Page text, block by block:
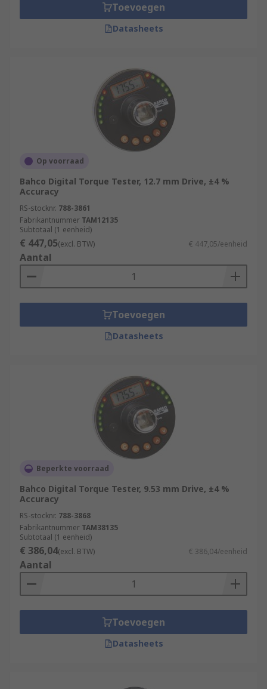
Toevoegen
Datasheets
Op voorraad
Bahco Digital Torque Tester, 12.7 mm Drive, ±4 %
Accuracy
RS-stocknr. 788-3861
Fabrikantnummer TAM12135
Subtotaal (1 eenheid)
€ 447,05(excl. BTW) € 447,05/eenheid
Aantal
Toevoegen
Datasheets
Beperkte voorraad
Bahco Digital Torque Tester, 9.53 mm Drive, ±4 %
Accuracy
RS-stocknr. 788-3868
Fabrikantnummer TAM38135
Subtotaal (1 eenheid)
€ 386,04(excl. BTW) € 386,04/eenheid
Aantal
Toevoegen
Datasheets